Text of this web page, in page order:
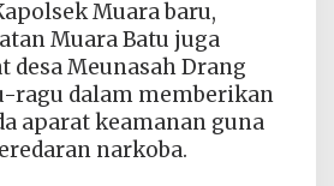
Muara baru,
Muara Batu juga
desa Meunasah Drang
ragu dalam memberikan
aparat keamanan guna
narkoba.